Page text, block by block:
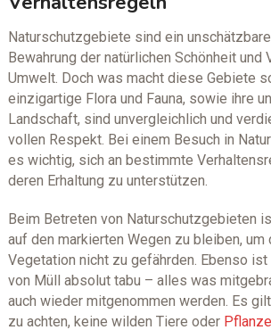
Naturschutzgebiete sind ein
Bewahrung der natürlichen Schönheit und
Umwelt. Doch was macht diese Gebiete
einzigartige Flora und Fauna, sowie ihre
Landschaft, sind unvergleichlich und
vollen Respekt. Bei einem Besuch in
es wichtig, sich an bestimmte
deren Erhaltung zu unterstützen.
Beim Betreten von Naturschutzgebieten
auf den markierten Wegen zu bleiben,
Vegetation nicht zu gefährden. Ebenso
von Müll absolut tabu – alles was
auch wieder mitgenommen werden. Es
zu achten, keine wilden Tiere oder